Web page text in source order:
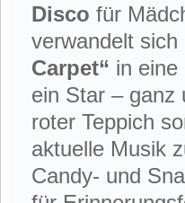
Disco für
verwandelt
Carpet“ in eine
ein Star – ganz
roter Teppich
aktuelle Musik
Candy- und